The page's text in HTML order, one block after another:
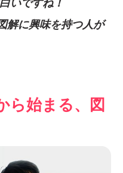
解に興味を持つ人が
ら始まる、図